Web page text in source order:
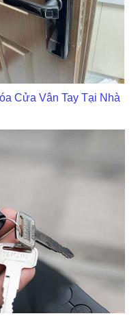
Cửa Vân Tay Tại Nhà